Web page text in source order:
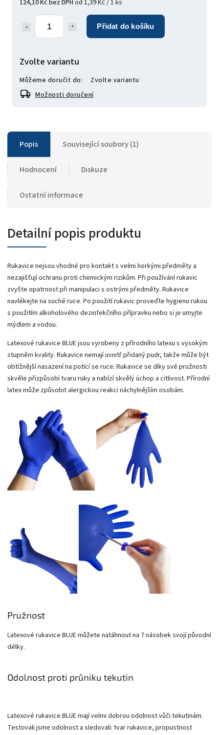
124,10 Kč bez DPHod 1,39 Kč / 1 ks
Přidat do košíku
Zvolte variantu
Můžeme doručit do:
Zvolte variantu
Možnosti doručení
Popis Související soubory (1)
Hodnocení Diskuze
Ostatní informace
Detailní popis produktu
Rukavice nejsou vhodné pro kontakt s velmi horkými předměty a
nezajišťují ochranu proti chemickým rizikům. Při používání rukavic
zvyšte opatrnost při manipulaci s ostrými předměty. Rukavice
navlékejte na suché ruce. Po použití rukavic proveďte hygienu rukou
s použitím alkoholového dezinfekčního přípravku nebo si je umyjte
mýdlem a vodou.
Latexové rukavice BLUE jsou vyrobeny z přírodního latexu s vysokým
stupněm kvality. Rukavice nemají uvnitř přidaný pudr, takže může být
obtížnější nasazení na potící se ruce. Rukavice se díky své pružnosti
skvěle přizpůsobí tvaru ruky a nabízí skvělý úchop a citlivost. Přírodní
latex může způsobit alergickou reakci náchylnějším osobám.
Pružnost
Latexové rukavice BLUE můžete natáhnout na 7 násobek svojí původní
délky.
Odolnost proti průniku tekutin
Latexové rukavice BLUE mají velmi dobrou odolnost vůči tekutinám.
Testovali jsme odolnost a sledovali: tvar rukavice, propustnost